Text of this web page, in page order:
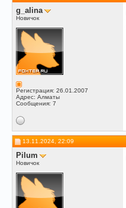
g_alina
Новичок
Регистрация: 26.01.2007
Адрес: Алматы
Сообщения: 7
13.11.2024, 22:09
Pilum
Новичок